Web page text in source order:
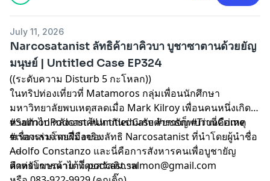
July 11, 2026
Narcosatanist ลัทธิค้ายาคิวบา บูชาซาตานด้วยยัญ
มนุษย์ | Untitled Case EP324
((ระดับความ Disturb 5 กะโหลก))
ในทริปท่องเที่ยวที่ Matamoros กลุ่มเพื่อนนักศึกษา
มหาวิทยาลัยพบเหตุสลดเมื่อ Mark Kilroy เพื่อนคนหนึ่งเกิด
หายตัวไป หลังจากค้นหากันร่วมกับตำรวจก็พบว่านี่คือเหตุ
ฆาตกรรมโดยฝีมือของลัทธิ Narcosatanist ที่นำโดยผู้นำชื่อ
Adolfo Constanzo และนี่คือการสังหารคนเพื่อบูชายัญ
สำหรับการค้ายาโดยสวัสดิภาพ
#SalmonPodcast #UntitledCase #ยชธัญ #TrueCrime
#เรื่องเล่าจากเรื่องจริง
----
ติดต่อโฆษณาได้ที่podcast.salmon@gmail.com